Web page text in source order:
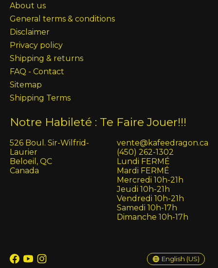
About us
General terms & conditions
Disclaimer
Privacy policy
Shipping & returns
FAQ - Contact
Sitemap
Shipping Terms
Notre Habileté : Te Faire Jouer!!!
526 Boul. Sir-Wilfrid-
Laurier
Beloeil, QC
Canada
vente@kafeedragon.ca
(450) 262-1302
Lundi FERMÉ
Mardi FERMÉ
Mercredi 10h-21h
Jeudi 10h-21h
Vendredi 10h-21h
Samedi 10h-17h
Dimanche 10h-17h
English (US)
English (US)